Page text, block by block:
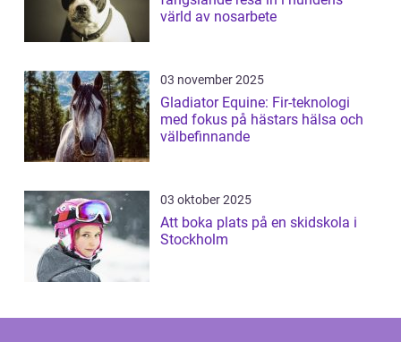
värld av nosarbete
03 november 2025
Gladiator Equine: Fir-teknologi
med fokus på hästars hälsa och
välbefinnande
03 oktober 2025
Att boka plats på en skidskola i
Stockholm